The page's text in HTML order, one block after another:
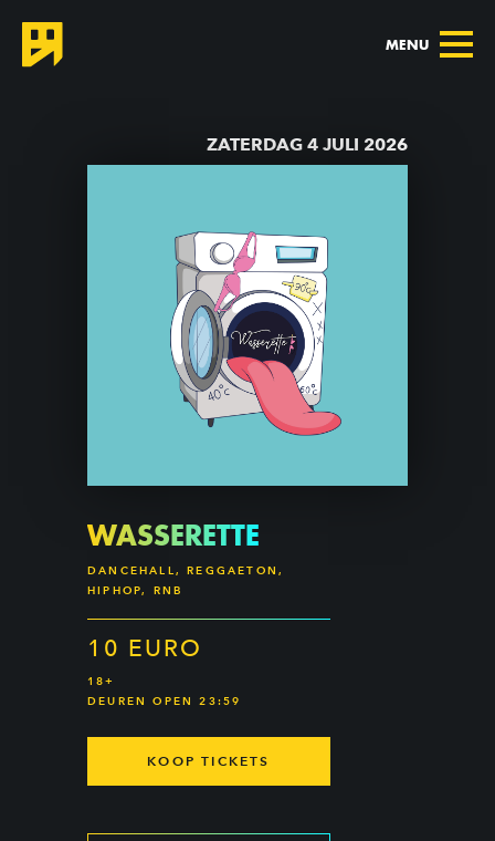
MENU
ZATERDAG 4 JULI 2026
WASSERETTE
DANCEHALL, REGGAETON,
HIPHOP, RNB
10 EURO
18+
DEUREN OPEN 23:59
KOOP TICKETS